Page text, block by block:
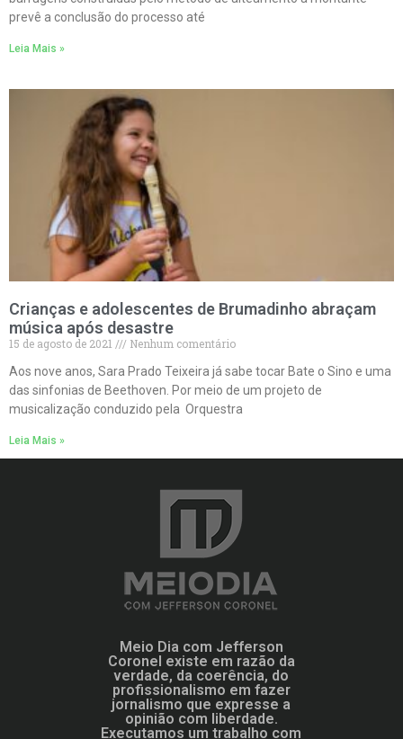
prevê a conclusão do processo até
Leia Mais »
Crianças e adolescentes de Brumadinho abraçam
música após desastre
15 de agosto de 2021
Nenhum comentário
Aos nove anos, Sara Prado Teixeira já sabe tocar Bate o Sino e uma
das sinfonias de Beethoven. Por meio de um projeto de
musicalização conduzido pela Orquestra
Leia Mais »
Meio Dia com Jefferson
Coronel existe em razão da
verdade, da coerência, do
profissionalismo em fazer
jornalismo que expresse a
opinião com liberdade.
Executamos um trabalho com